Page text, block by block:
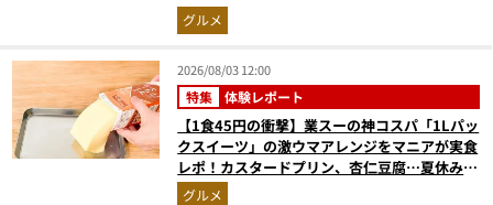
グルメ
2026/08/03 12:00
特集 体験レポート
【1食45円の衝撃】業スーの神コスパ「1Lパッ
クスイーツ」の激ウマアレンジをマニアが実食
レポ！カスタードプリン、杏仁豆腐…夏休みの
おやつに最強すぎた
グルメ